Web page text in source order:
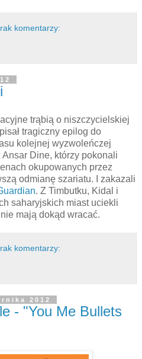
komentarzy:
trąbią o niszczycielskiej
tragiczny epilog do
kolejnej wyzwoleńczej
Dine, którzy pokonali
okupowanych przez
odmianę szariatu. I zakazali
. Z Timbutku, Kidal i
saharyjskich miast uciekli
mają dokąd wracać.
komentarzy:
2012
- "You Me Bullets